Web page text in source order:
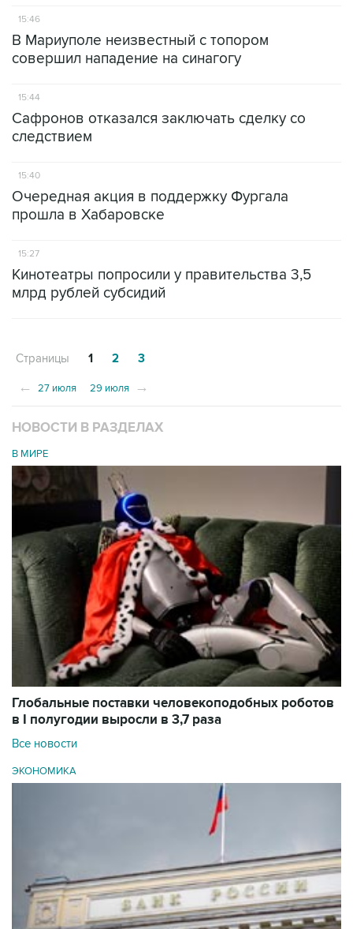
15:46
В Мариуполе неизвестный с топором
совершил нападение на синагогу
15:44
Сафронов отказался заключать сделку со
следствием
15:40
Очередная акция в поддержку Фургала
прошла в Хабаровске
15:27
Кинотеатры попросили у правительства 3,5
млрд рублей субсидий
Страницы 1 2 3
← 27 июля 29 июля →
НОВОСТИ В РАЗДЕЛАХ
В МИРЕ
Глобальные поставки человекоподобных роботов
в I полугодии выросли в 3,7 раза
Все новости
ЭКОНОМИКА